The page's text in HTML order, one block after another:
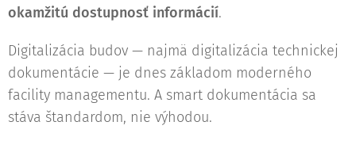
okamžitú dostupnosť informácií.
Digitalizácia budov — najmä digitalizácia technickej
dokumentácie — je dnes základom moderného
facility managementu. A smart dokumentácia sa
stáva štandardom, nie výhodou.